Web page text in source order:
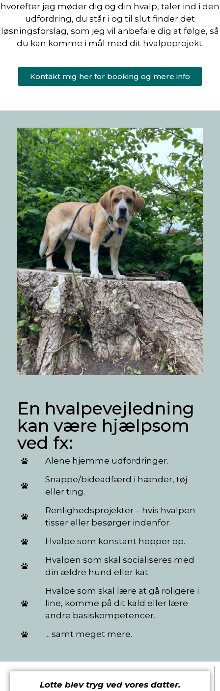
hvorefter jeg møder dig og din hvalp, taler ind i den
udfordring, du står i og til slut finder det
løsningsforslag, som jeg vil anbefale dig at følge, så
du kan komme i mål med dit hvalpeprojekt.
Kontakt mig her for booking og mere info
En hvalpevejledning
kan være hjælpsom
ved fx:
Alene hjemme udfordringer.
Snappe/bideadfærd i hænder, tøj
eller ting.
Renlighedsprojekter – hvis hvalpen
tisser eller besørger indenfor.
Hvalpe som konstant hopper op.
Hvalpen som skal socialiseres med
din ældre hund eller kat.
Hvalpe som skal lære at gå roligere i
line, komme på dit kald eller lære
andre basiskompetencer.
... samt meget mere.
Lotte blev tryg ved vores datter.